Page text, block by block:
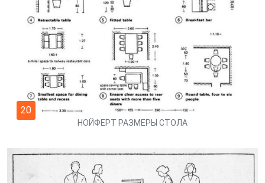
20
НОЙФЕРТ РАЗМЕРЫ СТОЛА